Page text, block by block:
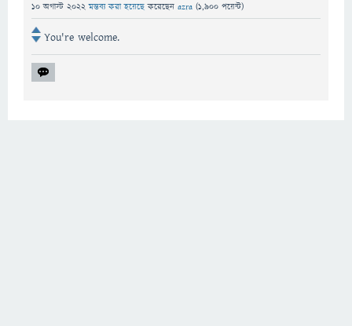
10 অগাস্ট 2022 মন্তব্য করা হয়েছেকরেছেন azra (1,900 পয়েন্ট)
You're welcome.